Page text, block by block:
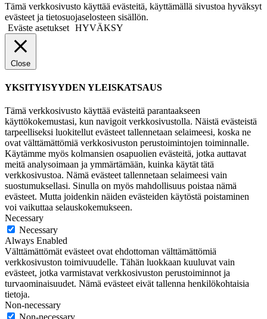
Tämä verkkosivusto käyttää evästeitä, käyttämällä sivustoa hyväksyt
evästeet ja tietosuojaselosteen sisällön.
Eväste asetukset HYVÄKSY
Close
YKSITYISYYDEN YLEISKATSAUS
Tämä verkkosivusto käyttää evästeitä parantaakseen
käyttökokemustasi, kun navigoit verkkosivustolla. Näistä evästeistä
tarpeelliseksi luokitellut evästeet tallennetaan selaimeesi, koska ne
ovat välttämättömiä verkkosivuston perustoimintojen toiminnalle.
Käytämme myös kolmansien osapuolien evästeitä, jotka auttavat
meitä analysoimaan ja ymmärtämään, kuinka käytät tätä
verkkosivustoa. Nämä evästeet tallennetaan selaimeesi vain
suostumuksellasi. Sinulla on myös mahdollisuus poistaa nämä
evästeet. Mutta joidenkin näiden evästeiden käytöstä poistaminen
voi vaikuttaa selauskokemukseen.
Necessary
Necessary
Always Enabled
Välttämättömät evästeet ovat ehdottoman välttämättömiä
verkkosivuston toimivuudelle. Tähän luokkaan kuuluvat vain
evästeet, jotka varmistavat verkkosivuston perustoiminnot ja
turvaominaisuudet. Nämä evästeet eivät tallenna henkilökohtaisia
tietoja.
Non-necessary